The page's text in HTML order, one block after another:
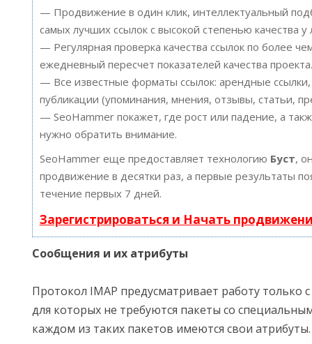
— Продвижение в один клик, интеллектуальный
самых лучших ссылок с высокой степенью качества
— Регулярная проверка качества ссылок по более
ежедневный пересчет показателей качества проекта.
— Все известные форматы ссылок: арендные
публикации (упоминания, мнения, отзывы, статьи,
— SeoHammer покажет, где рост или падение, а
нужно обратить внимание.
SeoHammer еще предоставляет технологию Буст,
продвижение в десятки раз, а первые результаты
течение первых 7 дней.
Зарегистрироваться и Начать
Сообщения и их атрибуты
Протокол IMAP предусматривает работу только
для которых не требуются пакеты со
каждом из таких пакетов имеются свои